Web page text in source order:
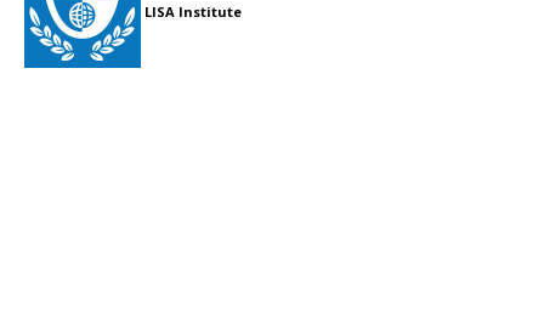
LISA Institute